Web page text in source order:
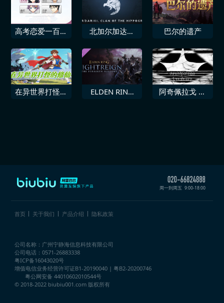
高考恋爱一百天
北加尔加达里
巴尔的遗产
在异世界打怪的
ELDEN RING
阿奇佩拉戈 北
周一到周五 9:00-18:00
首页 关于我们 产品介绍 隐私政策
公司名称：广州宁静海信息科技有限公司
公司电话：0571-26883338
粤ICP备16043020号
增值电信业务经营许可证B1-20190040 | 粤B2-20200746
粤公网安备 44010602010544号
© 2018-2022 biubiu001.com 版权所有